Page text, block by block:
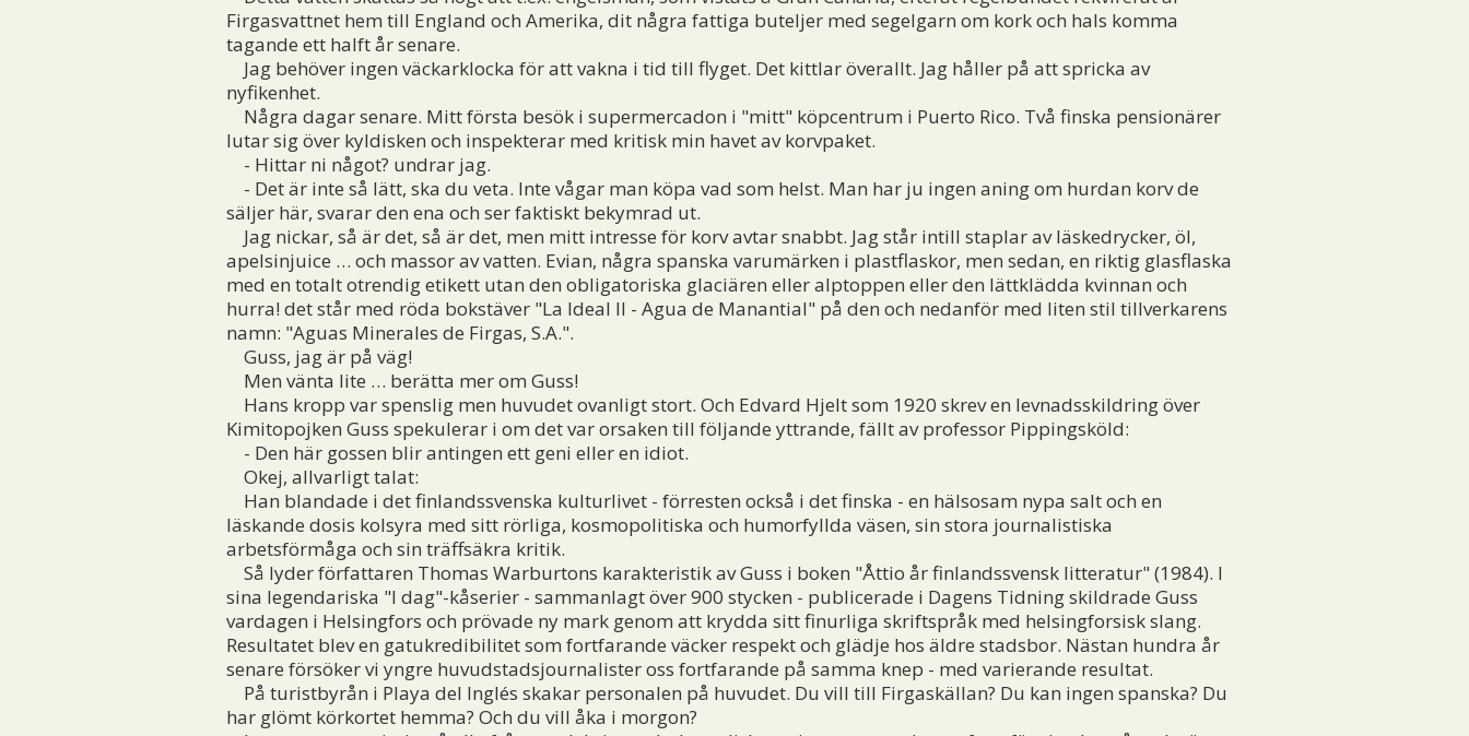
Firgasvattnet hem till England och Amerika, dit några fattiga buteljer med segelgarn om kork och hals komma
tagande ett halft år senare.
Jag behöver ingen väckarklocka för att vakna i tid till flyget. Det kittlar överallt. Jag håller på att spricka av
nyfikenhet.
Några dagar senare. Mitt första besök i supermercadon i "mitt" köpcentrum i Puerto Rico. Två finska pensionärer
lutar sig över kyldisken och inspekterar med kritisk min havet av korvpaket.
- Hittar ni något? undrar jag.
- Det är inte så lätt, ska du veta. Inte vågar man köpa vad som helst. Man har ju ingen aning om hurdan korv de
säljer här, svarar den ena och ser faktiskt bekymrad ut.
Jag nickar, så är det, så är det, men mitt intresse för korv avtar snabbt. Jag står intill staplar av läskedrycker, öl,
apelsinjuice … och massor av vatten. Evian, några spanska varumärken i plastflaskor, men sedan, en riktig glasflaska
med en totalt otrendig etikett utan den obligatoriska glaciären eller alptoppen eller den lättklädda kvinnan och
hurra! det står med röda bokstäver "La Ideal II - Agua de Manantial" på den och nedanför med liten stil tillverkarens
namn: "Aguas Minerales de Firgas, S.A.".
Guss, jag är på väg!
Men vänta lite … berätta mer om Guss!
Hans kropp var spenslig men huvudet ovanligt stort. Och Edvard Hjelt som 1920 skrev en levnadsskildring över
Kimitopojken Guss spekulerar i om det var orsaken till följande yttrande, fällt av professor Pippingsköld:
- Den här gossen blir antingen ett geni eller en idiot.
Okej, allvarligt talat:
Han blandade i det finlandssvenska kulturlivet - förresten också i det finska - en hälsosam nypa salt och en
läskande dosis kolsyra med sitt rörliga, kosmopolitiska och humorfyllda väsen, sin stora journalistiska
arbetsförmåga och sin träffsäkra kritik.
Så lyder författaren Thomas Warburtons karakteristik av Guss i boken "Åttio år finlandssvensk litteratur" (1984). I
sina legendariska "I dag"-kåserier - sammanlagt över 900 stycken - publicerade i Dagens Tidning skildrade Guss
vardagen i Helsingfors och prövade ny mark genom att krydda sitt finurliga skriftspråk med helsingforsisk slang.
Resultatet blev en gatukredibilitet som fortfarande väcker respekt och glädje hos äldre stadsbor. Nästan hundra år
senare försöker vi yngre huvudstadsjournalister oss fortfarande på samma knep - med varierande resultat.
På turistbyrån i Playa del Inglés skakar personalen på huvudet. Du vill till Firgaskällan? Du kan ingen spanska? Du
har glömt körkortet hemma? Och du vill åka i morgon?